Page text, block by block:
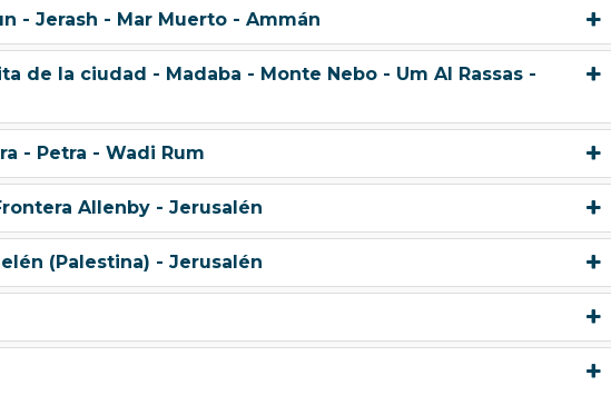
- Jerash - Mar Muerto - Ammán
de la ciudad - Madaba - Monte Nebo - Um Al Rassas -
- Petra - Wadi Rum
Allenby - Jerusalén
(Palestina) - Jerusalén